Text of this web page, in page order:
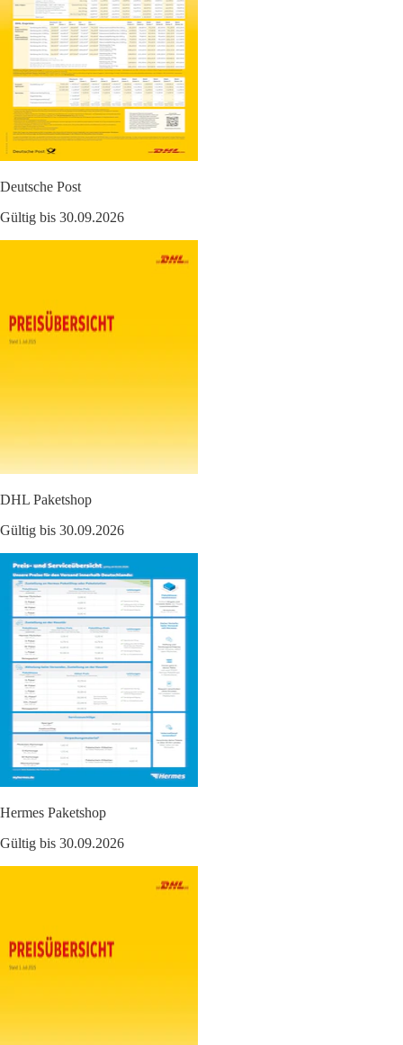
Deutsche Post
Gültig bis 30.09.2026
DHL Paketshop
Gültig bis 30.09.2026
Hermes Paketshop
Gültig bis 30.09.2026